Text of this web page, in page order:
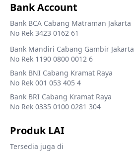
Bank Account
Bank BCA Cabang Matraman Jakarta
No Rek 3423 0162 61
Bank Mandiri Cabang Gambir Jakarta
No Rek 1190 0800 0012 6
Bank BNI Cabang Kramat Raya
No Rek 001 053 405 4
Bank BRI Cabang Kramat Raya
No Rek 0335 0100 0281 304
Produk LAI
Tersedia juga di